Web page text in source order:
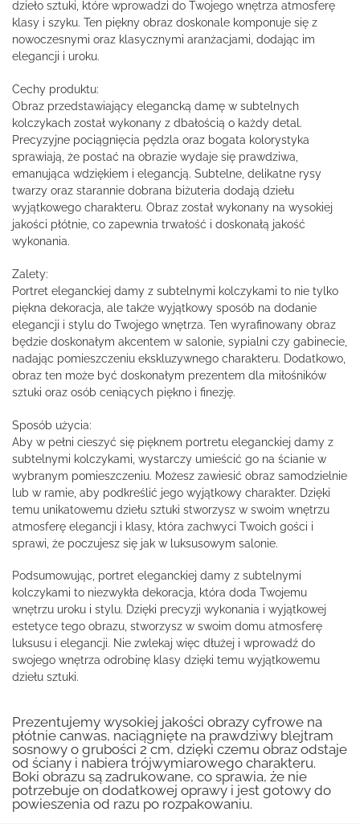
dzieło sztuki, które wprowadzi do Twojego wnętrza atmosferę
klasy i szyku. Ten piękny obraz doskonale komponuje się z
nowoczesnymi oraz klasycznymi aranżacjami, dodając im
elegancji i uroku.
Cechy produktu:
Obraz przedstawiający elegancką damę w subtelnych
kolczykach został wykonany z dbałością o każdy detal.
Precyzyjne pociągnięcia pędzla oraz bogata kolorystyka
sprawiają, że postać na obrazie wydaje się prawdziwa,
emanująca wdziękiem i elegancją. Subtelne, delikatne rysy
twarzy oraz starannie dobrana biżuteria dodają dziełu
wyjątkowego charakteru. Obraz został wykonany na wysokiej
jakości płótnie, co zapewnia trwałość i doskonałą jakość
wykonania.
Zalety:
Portret eleganckiej damy z subtelnymi kolczykami to nie tylko
piękna dekoracja, ale także wyjątkowy sposób na dodanie
elegancji i stylu do Twojego wnętrza. Ten wyrafinowany obraz
będzie doskonałym akcentem w salonie, sypialni czy gabinecie,
nadając pomieszczeniu ekskluzywnego charakteru. Dodatkowo,
obraz ten może być doskonałym prezentem dla miłośników
sztuki oraz osób ceniących piękno i finezję.
Sposób użycia:
Aby w pełni cieszyć się pięknem portretu eleganckiej damy z
subtelnymi kolczykami, wystarczy umieścić go na ścianie w
wybranym pomieszczeniu. Możesz zawiesić obraz samodzielnie
lub w ramie, aby podkreślić jego wyjątkowy charakter. Dzięki
temu unikatowemu dziełu sztuki stworzysz w swoim wnętrzu
atmosferę elegancji i klasy, która zachwyci Twoich gości i
sprawi, że poczujesz się jak w luksusowym salonie.
Podsumowując, portret eleganckiej damy z subtelnymi
kolczykami to niezwykła dekoracja, która doda Twojemu
wnętrzu uroku i stylu. Dzięki precyzji wykonania i wyjątkowej
estetyce tego obrazu, stworzysz w swoim domu atmosferę
luksusu i elegancji. Nie zwlekaj więc dłużej i wprowadź do
swojego wnętrza odrobinę klasy dzięki temu wyjątkowemu
dziełu sztuki.
Prezentujemy wysokiej jakości obrazy cyfrowe na
płótnie canwas, naciągnięte na prawdziwy blejtram
sosnowy o grubości 2 cm, dzięki czemu obraz odstaje
od ściany i nabiera trójwymiarowego charakteru.
Boki obrazu są zadrukowane, co sprawia, że nie
potrzebuje on dodatkowej oprawy i jest gotowy do
powieszenia od razu po rozpakowaniu.